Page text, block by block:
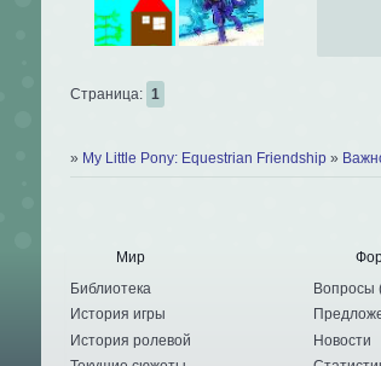
Страница: 1
» My Little Pony: Equestrian Friendship »
Мир
Библиотека
История игры
История ролевой
Вопросы
Новости